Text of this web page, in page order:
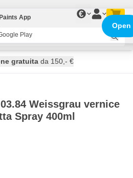
€
spedito domani
gratuita da 150,- €
Weissgrau vernice
Spray 400ml
App
Play
Open